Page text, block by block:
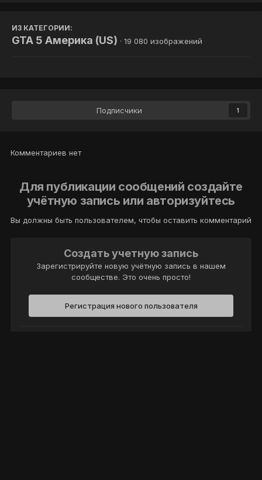
ИЗ КАТЕГОРИИ:
GTA 5 Америка (US) · 19 080 изображений
Подписчики 1
Комментариев нет
Для публикации сообщений создайте
учётную запись или авторизуйтесь
Вы должны быть пользователем, чтобы оставить комментарий
Создать учетную запись
Зарегистрируйте новую учётную запись в нашем
сообществе. Это очень просто!
Регистрация нового пользователя